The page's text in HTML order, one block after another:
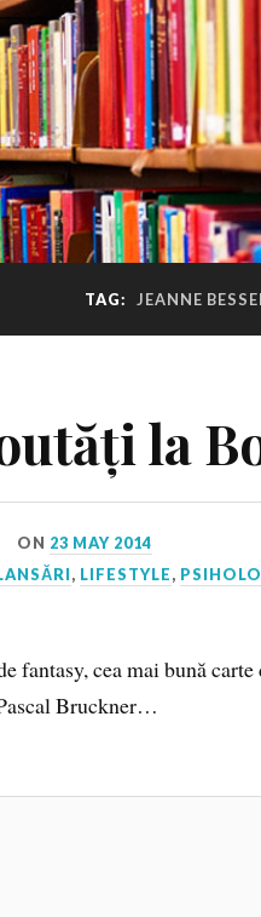
TAG: JEANNE
la
ON 23 MAY 2014
, LIFESTYLE,
fantasy, cea mai bună
Bruckner…